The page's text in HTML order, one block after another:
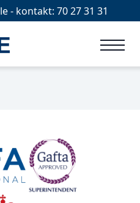
- kontakt: 70 27 31 31